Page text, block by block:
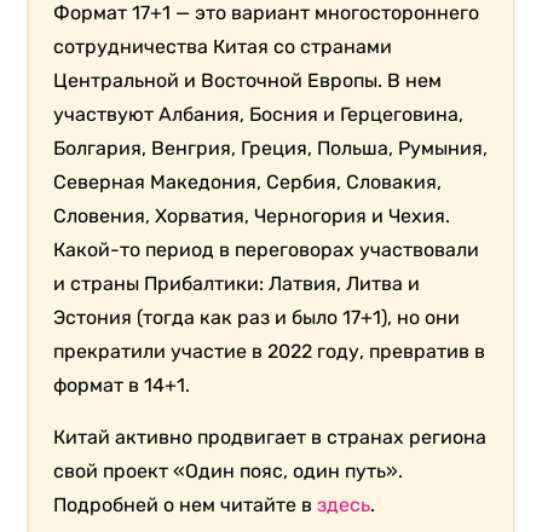
Формат 17+1 — это вариант многостороннего
сотрудничества Китая со странами
Центральной и Восточной Европы. В нем
участвуют Албания, Босния и Герцеговина,
Болгария, Венгрия, Греция, Польша, Румыния,
Северная Македония, Сербия, Словакия,
Словения, Хорватия, Черногория и Чехия.
Какой-то период в переговорах участвовали
и страны Прибалтики: Латвия, Литва и
Эстония (тогда как раз и было 17+1), но они
прекратили участие в 2022 году, превратив в
формат в 14+1.
Китай активно продвигает в странах региона
свой проект «Один пояс, один путь».
Подробней о нем читайте вздесь.